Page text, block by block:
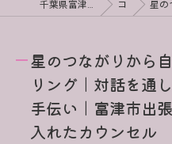
千葉県富津市のカウンセリングならStella コラム 星のつながりか
星のつながりから
リング｜対話を通
手伝い｜富津市出
入れたカウンセル